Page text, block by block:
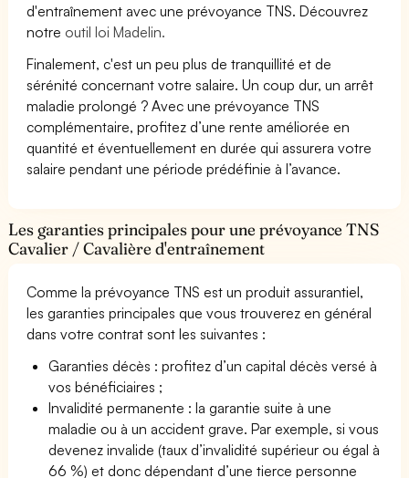
d'entraînement avec une prévoyance TNS. Découvrez
notre outil loi Madelin.
Finalement, c'est un peu plus de tranquillité et de
sérénité concernant votre salaire. Un coup dur, un arrêt
maladie prolongé ? Avec une prévoyance TNS
complémentaire, profitez d’une rente améliorée en
quantité et éventuellement en durée qui assurera votre
salaire pendant une période prédéfinie à l’avance.
Les garanties principales pour une prévoyance TNS
Cavalier / Cavalière d'entraînement
Comme la prévoyance TNS est un produit assurantiel,
les garanties principales que vous trouverez en général
dans votre contrat sont les suivantes :
Garanties décès : profitez d’un capital décès versé à
vos bénéficiaires ;
Invalidité permanente : la garantie suite à une
maladie ou à un accident grave. Par exemple, si vous
devenez invalide (taux d’invalidité supérieur ou égal à
66 %) et donc dépendant d’une tierce personne